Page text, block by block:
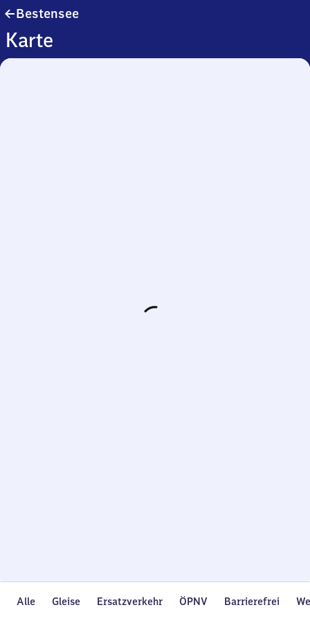
Bestensee
Karte
Alle Gleise Ersatzverkehr ÖPNV Barrierefrei